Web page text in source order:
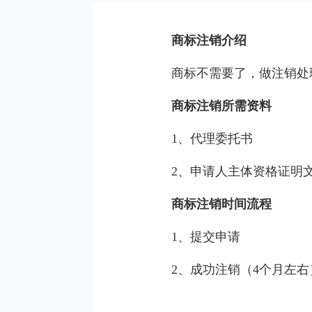
商标注销介绍
商标不需要了，做注销处
商标注销所需资料
1、代理委托书
2、申请人主体资格证明
商标注销时间流程
1、提交申请
2、成功注销（4个月左右